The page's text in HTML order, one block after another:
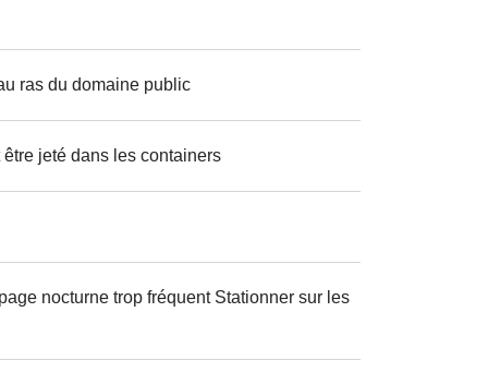
ras du domaine public
jeté dans les containers
nocturne trop fréquent Stationner sur les